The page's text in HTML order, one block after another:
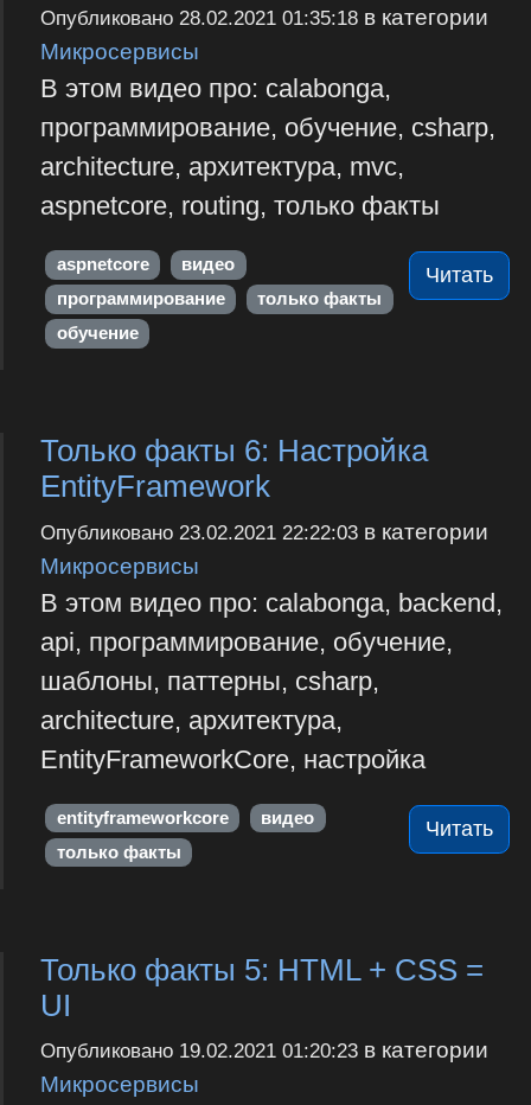
Опубликовано 28.02.2021 01:35:18в категории
Микросервисы
В этом видео про: calabonga,
программирование, обучение, csharp,
architecture, архитектура, mvc,
aspnetcore, routing, только факты
Читать
aspnetcore
видео
программирование
только факты
обучение
Только факты 6: Настройка
EntityFramework
Опубликовано 23.02.2021 22:22:03в категории
Микросервисы
В этом видео про: calabonga, backend,
api, программирование, обучение,
шаблоны, паттерны, csharp,
architecture, архитектура,
EntityFrameworkCore, настройка
Читать
entityframeworkcore
видео
только факты
Только факты 5: HTML + CSS =
UI
Опубликовано 19.02.2021 01:20:23в категории
Микросервисы